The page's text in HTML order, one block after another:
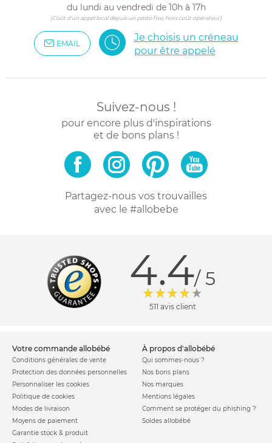
du lundi au vendredi de 10h à 17h
(Coût d'un appel local depuis un poste fixe, hors coût opérateur)
EMAIL
Je choisis un créneau
pour être appelé
Suivez-nous !
pour encore plus d'inspirations
et de bons plans !
Partagez-nous vos trouvailles
avec le #allobebe
4.4/ 5
511 avis client
votre commande allobébé
Conditions générales de vente
Protection des données personnelles
Personnaliser les cookies
Politique de cookies
Modes de livraison
Moyens de paiement
Garantie stock & produit
à propos d'allobébé
Qui sommes-nous ?
Nos bons plans
Nos marques
Mentions légales
Comment se protéger du phishing ?
Soldes allobébé